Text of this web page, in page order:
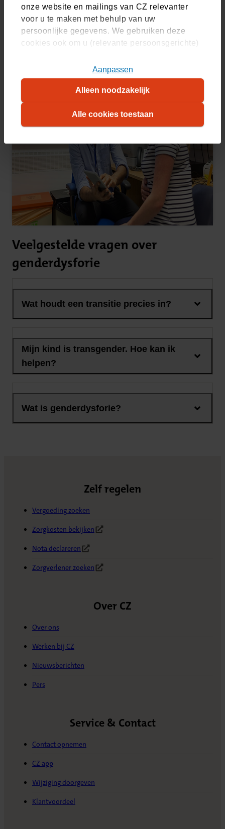
onze website en mailings van CZ relevanter
voor u te maken met behulp van uw
persoonlijke gegevens. We gebruiken deze
cookies ook om u (relevante persoonsgerichte)
U kunt akkoord gaan met het plaatsen van alle
cookies, alleen noodzakelijke cookies, of uw
cookie-instellingen zelf aanpassen. Meer
informatie over hoe wij cookies gebruiken, vindt
cookiestatement. Wilt u weten welke
cookies we plaatsen, kijk dan in onsoverzicht.
Alle cookies toestaan
Aanpassen
Alleen noodzakelijk
geslachtsverandering. Bekijk de vergoedingen die
passen bij uw proces.
Bekijk vergoedingen
Veelgestelde vragen over
genderdysforie
Wat houdt een transitie precies in?
Mijn kind is transgender. Hoe kan ik
helpen?
Wat is genderdysforie?
Zelf regelen
Vergoeding zoeken
Zorgkosten bekijken
(Opent in nieuw tabblad)
Nota declareren
(Opent in nieuw tabblad)
Zorgverlener zoeken
(Opent in nieuw tabblad)
Over CZ
Over ons
Werken bij CZ
Nieuwsberichten
Pers
Service & Contact
Contact opnemen
CZ app
Wijziging doorgeven
Klantvoordeel